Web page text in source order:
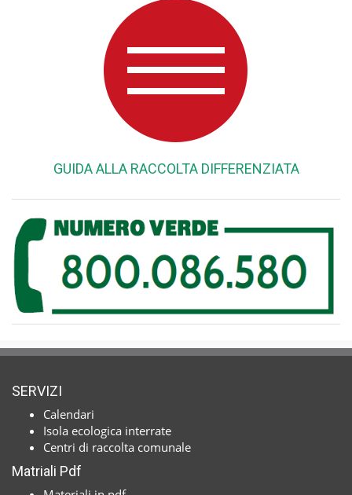
GUIDA ALLA RACCOLTA DIFFERENZIATA
SERVIZI
Calendari
Isola ecologica interrate
Centri di raccolta comunale
Matriali Pdf